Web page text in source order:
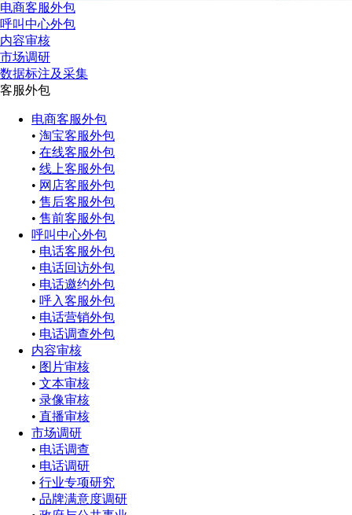
电商客服外包
呼叫中心外包
内容审核
市场调研
数据标注及采集
客服外包
电商客服外包
• 淘宝客服外包
• 在线客服外包
• 线上客服外包
• 网店客服外包
• 售后客服外包
• 售前客服外包
呼叫中心外包
• 电话客服外包
• 电话回访外包
• 电话邀约外包
• 呼入客服外包
• 电话营销外包
• 电话调查外包
内容审核
• 图片审核
• 文本审核
• 录像审核
• 直播审核
市场调研
• 电话调查
• 电话调研
• 行业专项研究
• 品牌满意度调研